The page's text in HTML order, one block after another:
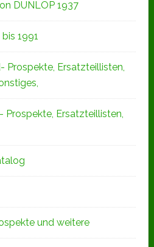
DUNLOP 1937
1991
Prospekte, Ersatzteillisten,
Prospekte, Ersatzteillisten,
und weitere